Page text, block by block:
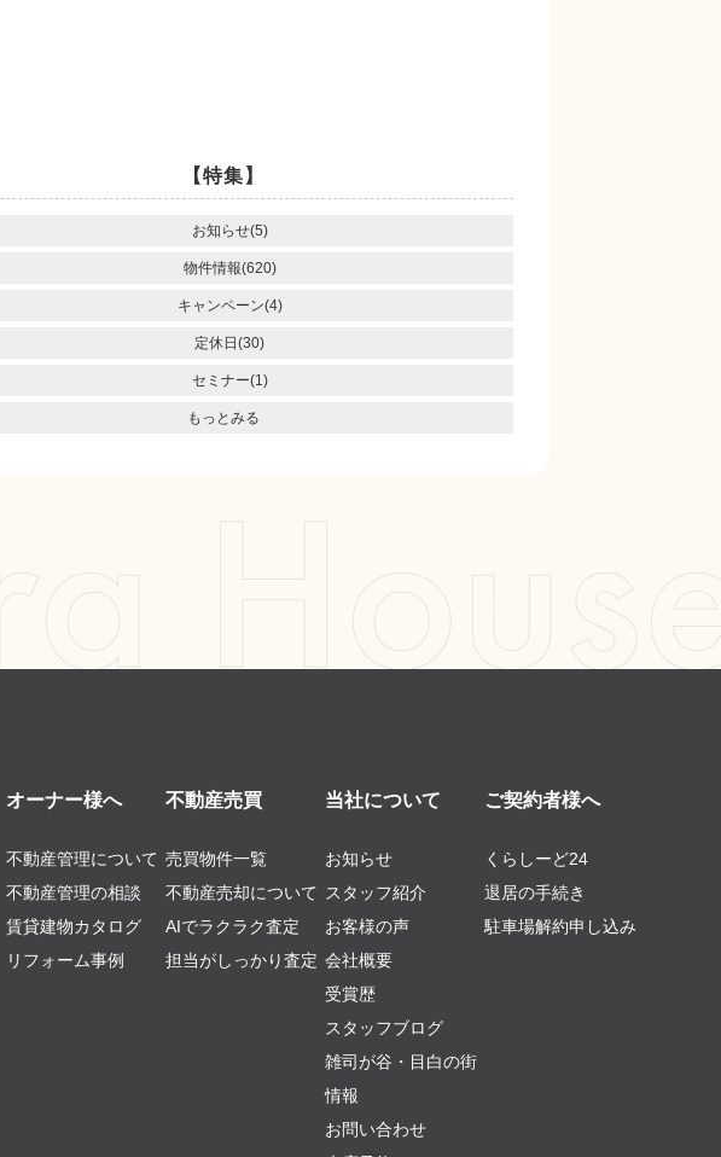
【特集】
お知らせ(5)
物件情報(620)
キャンペーン(4)
定休日(30)
セミナー(1)
もっとみる
オーナー様へ
不動産管理について
不動産管理の相談
賃貸建物カタログ
リフォーム事例
不動産売買
売買物件一覧
不動産売却について
AIでラクラク査定
担当がしっかり査定
当社について
お知らせ
スタッフ紹介
お客様の声
会社概要
受賞歴
スタッフブログ
雑司が谷・目白の街
情報
お問い合わせ
ご契約者様へ
くらしーど24
退居の手続き
駐車場解約申し込み